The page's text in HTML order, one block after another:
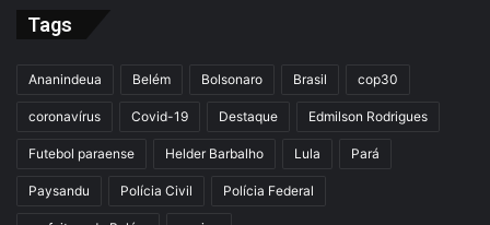
Tags
Ananindeua Belém Bolsonaro Brasil cop30
coronavírus Covid-19 Destaque Edmilson Rodrigues
Futebol paraense Helder Barbalho Lula Pará
Paysandu Polícia Civil Polícia Federal